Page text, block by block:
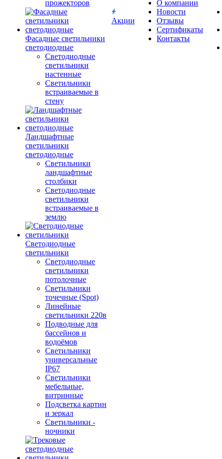
прожекторов
Фасадные светильники
светодиодные
Светодиодные
светильники
настенные
Светильники
встраиваемые в
стену
Ландшафтные
светильники
светодиодные
Светильники
ландшафтные
столбики
Светодиодные
светильники
встраиваемые в
землю
Светодиодные
светильники
Светодиодные
светильники
потолочные
Светильники
точечные (Spot)
Линейные
светильники 220в
Подводные для
бассейнов и
водоёмов
Светильники
универсальные
IP67
Светильники
мебельные,
витринные
Подсветка картин
и зеркал
Светильники -
ночники
Акции
О компании
Новости
Отзывы
Сертификаты
Контакты